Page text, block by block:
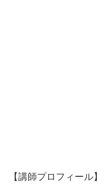
【講師プロフィール】